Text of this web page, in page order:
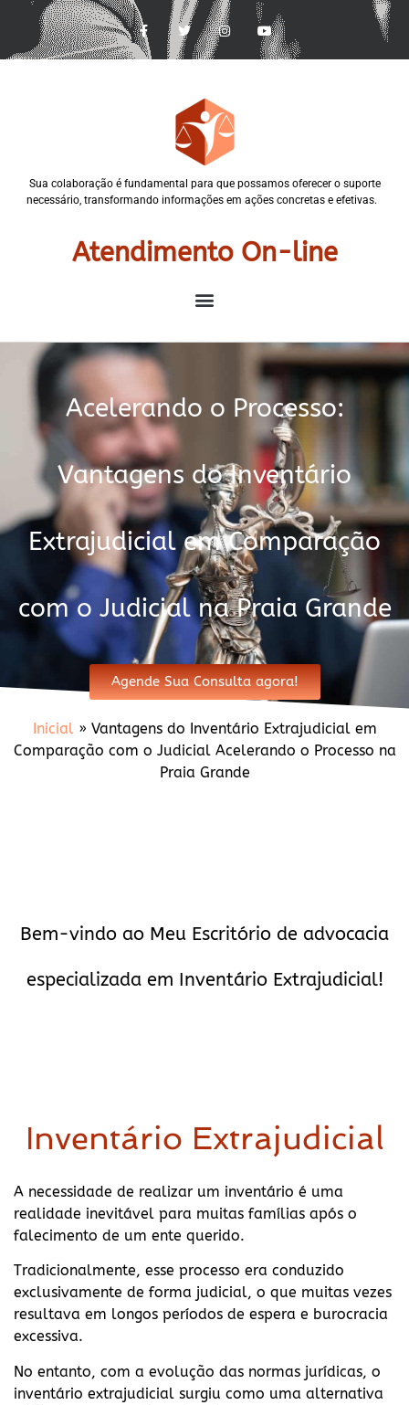
Sua colaboração é fundamental para que possamos oferecer o suporte
necessário, transformando informações em ações concretas e efetivas.
Atendimento On-line
Acelerando o Processo:
Vantagens do Inventário
Extrajudicial em Comparação
com o Judicial na Praia Grande
Agende Sua Consulta agora!
Inicial» Vantagens do Inventário Extrajudicial em
Comparação com o Judicial Acelerando o Processo na
Praia Grande
Bem-vindo ao Meu Escritório de advocacia
especializada em Inventário Extrajudicial!
Inventário Extrajudicial
A necessidade de realizar um inventário é uma
realidade inevitável para muitas famílias após o
falecimento de um ente querido.
Tradicionalmente, esse processo era conduzido
exclusivamente de forma judicial, o que muitas vezes
resultava em longos períodos de espera e burocracia
excessiva.
No entanto, com a evolução das normas jurídicas, o
inventário extrajudicial surgiu como uma alternativa